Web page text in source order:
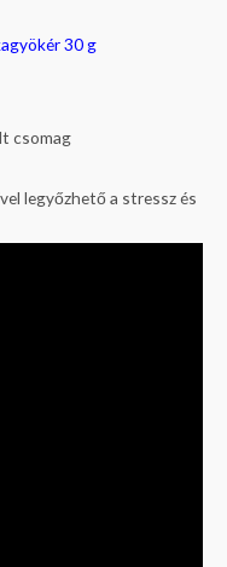
30 g
csomag
legyőzhető a stressz és